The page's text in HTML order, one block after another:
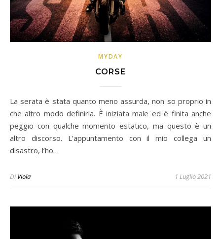
MYDAY
CORSE
La serata è stata quanto meno assurda, non so proprio in
che altro modo definirla. È iniziata male ed è finita anche
peggio con qualche momento estatico, ma questo è un
altro discorso. L’appuntamento con il mio collega un
disastro, l’ho…
Di Viola 1 Luglio 2021